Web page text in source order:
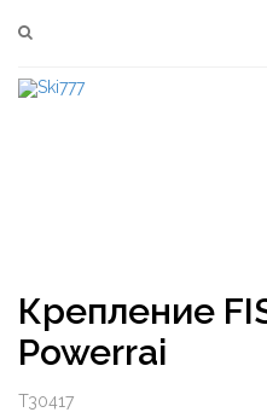
Крепление
Powerrai
T30417